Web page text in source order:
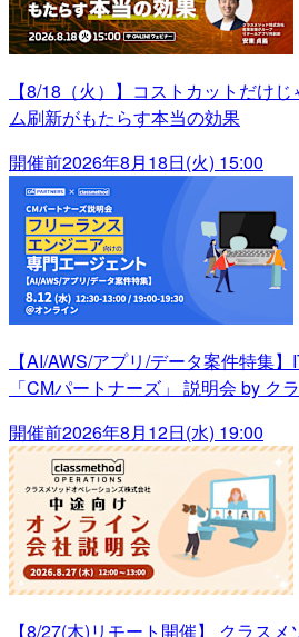
【8/18（火）】コストカットだけ
ム刷新がもたらす本当の効果
開催前2026年8月18日(火) 15:00
【AI/AWS/アプリ/データ案件特集
「CMパートナーズ」 説明会 by ク
開催前2026年8月12日(水) 19:00
【8/27(木)リモート開催】 クラス